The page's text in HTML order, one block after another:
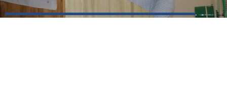
१६औ नगरसभा
१६औ नगरसभा